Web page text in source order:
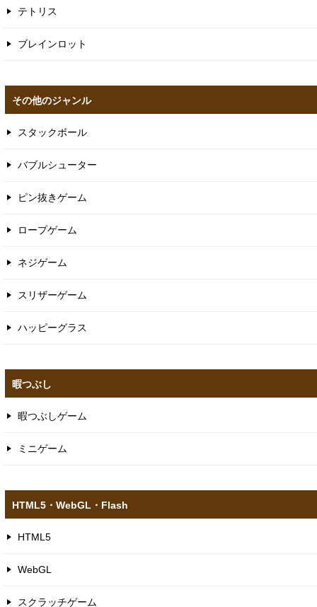
テトリス
ブレインロット
その他のジャンル
スタックボール
バブルシューター
ピン抜きゲーム
ロープゲーム
ネジゲーム
スリザーゲーム
ハッピーグラス
暇つぶし
暇つぶしゲーム
ミニゲーム
HTML5​・WebGL​・Flash
HTML5
WebGL
スクラッチゲーム